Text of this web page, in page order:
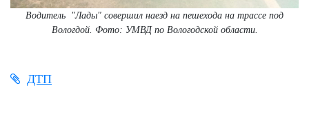
Водитель "Лады" совершил наезд на пешехода на трассе под
Вологдой. Фото: УМВД по Вологодской области.
ДТП